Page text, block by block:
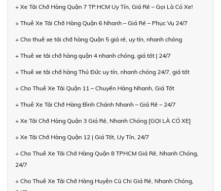
+ Xe Tải Chở Hàng Quận 7 TP.HCM Uy Tín, Giá Rẻ – Gọi Là Có Xe!
+ Thuê Xe Tải Chở Hàng Quận 6 Nhanh – Giá Rẻ – Phục Vụ 24/7
+ Cho thuê xe tải chở hàng Quận 5 giá rẻ, uy tín, nhanh chóng
+ Thuê xe tải chở hàng quận 4 nhanh chóng, giá tốt | 24/7
+ Thuê xe tải chở hàng Thủ Đức uy tín, nhanh chóng 24/7, giá tốt
+ Cho Thuê Xe Tải Quận 11 – Chuyển Hàng Nhanh, Giá Tốt
+ Thuê Xe Tải Chở Hàng Bình Chánh Nhanh – Giá Rẻ – 24/7
+ Xe Tải Chở Hàng Quận 3 Giá Rẻ, Nhanh Chóng [GỌI LÀ CÓ XE]
+ Xe Tải Chở Hàng Quận 12 | Giá Tốt, Uy Tín, 24/7
+ Cho Thuê Xe Tải Chở Hàng Quận 8 TPHCM Giá Rẻ, Nhanh Chóng,
24/7
+ Cho Thuê Xe Tải Chở Hàng Huyện Củ Chi Giá Rẻ, Nhanh Chóng,